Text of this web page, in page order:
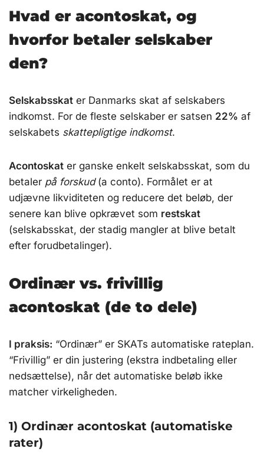
Hvad er acontoskat, og
hvorfor betaler selskaber
den?
Selskabsskat er Danmarks skat af selskabers
indkomst. For de fleste selskaber er satsen 22% af
selskabets skattepligtige indkomst.
Acontoskat er ganske enkelt selskabsskat, som du
betaler på forskud(a conto). Formålet er at
udjævne likviditeten og reducere det beløb, der
senere kan blive opkrævet som restskat
(selskabsskat, der stadig mangler at blive betalt
efter forudbetalinger).
Ordinær vs. frivillig
acontoskat (de to dele)
I praksis: “Ordinær” er SKATs automatiske rateplan.
“Frivillig” er din justering (ekstra indbetaling eller
nedsættelse), når det automatiske beløb ikke
matcher virkeligheden.
1) Ordinær acontoskat (automatiske
rater)